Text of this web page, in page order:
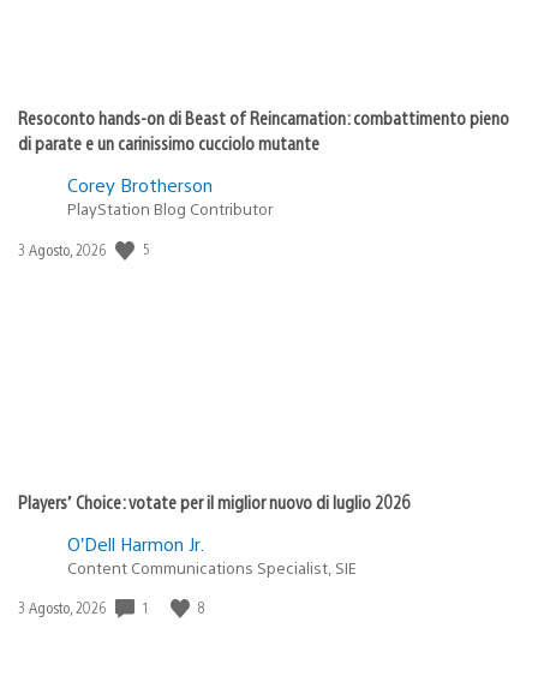
Resoconto hands-on di Beast of Reincarnation: combattimento pieno
di parate e un carinissimo cucciolo mutante
Corey Brotherson
PlayStation Blog Contributor
Data
3 Agosto, 2026 5
Players’ Choice: votate per il miglior nuovo di luglio 2026
O’Dell Harmon Jr.
Content Communications Specialist, SIE
Data
3 Agosto, 2026 1 8